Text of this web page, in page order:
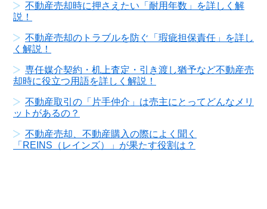
不動産売却時に押さえたい「耐用年数」を詳しく解
説！
不動産売却のトラブルを防ぐ「瑕疵担保責任」を詳し
く解説！
専任媒介契約・机上査定・引き渡し猶予など不動産売
却時に役立つ用語を詳しく解説！
不動産取引の「片手仲介」は売主にとってどんなメリ
ットがあるの？
不動産売却、不動産購入の際によく聞く
「REINS（レインズ）」が果たす役割は？